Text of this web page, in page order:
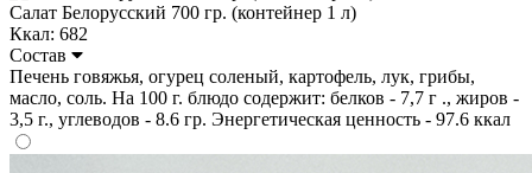
Салат Белорусский 700 гр. (контейнер 1 л)
Ккал: 682
Состав
Печень говяжья, огурец соленый, картофель, лук, грибы,
масло, соль. На 100 г. блюдо содержит: белков - 7,7 г ., жиров -
3,5 г., углеводов - 8.6 гр. Энергетическая ценность - 97.6 ккал